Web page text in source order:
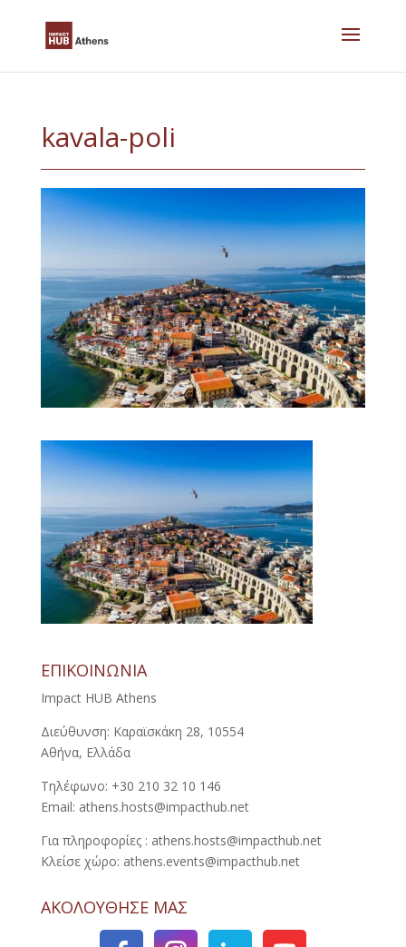
kavala-poli
ΕΠΙΚΟΙΝΩΝΙΑ
Impact HUB Athens
Διεύθυνση: Καραϊσκάκη 28, 10554
Αθήνα, Ελλάδα
Τηλέφωνο: +30 210 32 10 146
Email: athens.hosts@impacthub.net
Για πληροφορίες : athens.hosts@impacthub.net
Κλείσε χώρο: athens.events@impacthub.net
ΑΚΟΛΟΥΘΗΣΕ ΜΑΣ